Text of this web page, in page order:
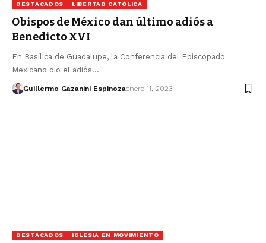
DESTACADOS LIBERTAD CATÓLICA
Obispos de México dan último adiós a
Benedicto XVI
En Basílica de Guadalupe, la Conferencia del Episcopado
Mexicano dio el adiós…
Guillermo Gazanini Espinozaenero 11, 2023
DESTACADOS IGLESIA EN MOVIMIENTO